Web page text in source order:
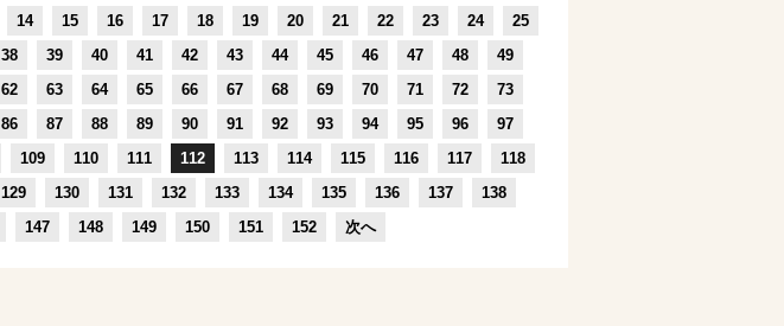
14 15 16 17 18 19 20 21 22 23 24
25
38 39 40 41 42 43 44 45 46 47 48
49
62 63 64 65 66 67 68 69 70 71 72
73
86 87 88 89 90 91 92 93 94 95 96
97
109 110 111 112 113 114 115 116 117
118
129 130 131 132 133 134 135 136 137
138
147 148 149 150 151 152 次へ